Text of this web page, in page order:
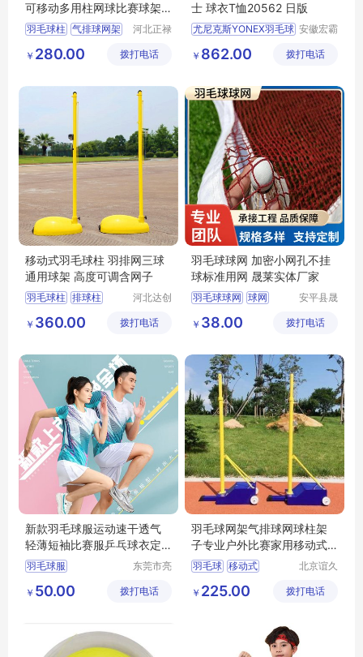
可移动多用柱网球比赛球架
正禄
羽毛球柱 气排球网架
可移动网球柱
河北正禄
制造有限
￥ 280.00 拨打电话
士 球衣T恤20562 日版
尤尼克斯YONEX羽毛球 安徽宏霸
有限公司
￥ 862.00 拨打电话
移动式羽毛球柱 羽排网三球
通用球架 高度可调含网子
羽毛球柱 排球柱
移动式羽毛球柱
河北达创
有限公司
￥ 360.00 拨打电话
羽毛球球网 加密小网孔不挂
球标准用网 晟莱实体厂家
羽毛球球网 球网
安平县晟
造有限公
￥ 38.00 拨打电话
新款羽毛球服运动速干透气
轻薄短袖比赛服乒乓球衣定
制印字
羽毛球服
透气羽毛球服
东莞市亮
限公司
￥ 50.00 拨打电话
羽毛球网架气排球网球柱架
子专业户外比赛家用移动式
标准便携沙滩
羽毛球 移动式
北京谊久
公司
￥ 225.00 拨打电话